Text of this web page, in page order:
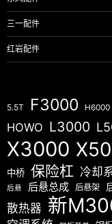
三一配件
红岩配件
5.5T F3000 H6000
HOWO L3000
X3000
中桥 保险杠 冷却
后悬 后悬总成 后悬架
散热器 新